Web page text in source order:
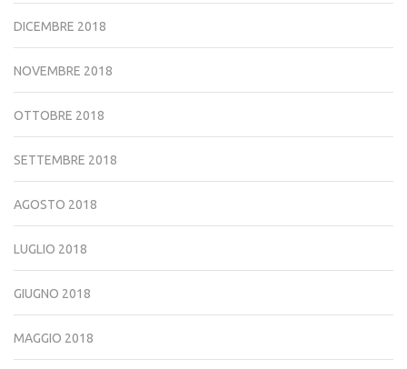
DICEMBRE 2018
NOVEMBRE 2018
OTTOBRE 2018
SETTEMBRE 2018
AGOSTO 2018
LUGLIO 2018
GIUGNO 2018
MAGGIO 2018